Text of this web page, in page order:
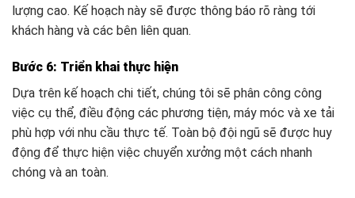
lượng cao. Kế hoạch này sẽ được thông báo rõ ràng tới
khách hàng và các bên liên quan.
Bước 6: Triển khai thực hiện
Dựa trên kế hoạch chi tiết, chúng tôi sẽ phân công công
việc cụ thể, điều động các phương tiện, máy móc và xe tải
phù hợp với nhu cầu thực tế. Toàn bộ đội ngũ sẽ được huy
động để thực hiện việc chuyển xưởng một cách nhanh
chóng và an toàn.